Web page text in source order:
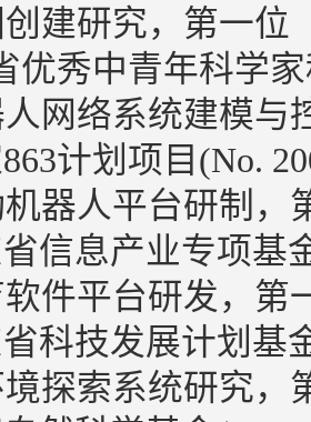
建研究，第一位
优秀中青年科学
网络系统建模与
计划项目(No.
器人平台研制，
信息产业专项基
件平台研发，第
科技发展计划基
探索系统研究，